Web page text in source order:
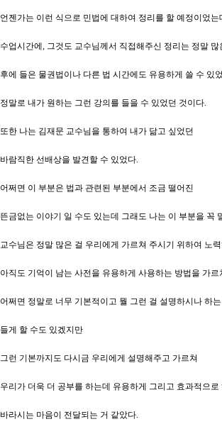
언젠가는 이런 식으로 민법에 대하여 정리를 할 예정이었는
수업시간에, 그것도 교수님께서 직접해주신 정리는 정말
후에 들은 물권법이나 다른 법 시간에도 유용하게 쓸 수 있
정말로 내가 원하는 그런 강의를 들을 수 있었던 것이다.
또한 나는 김재문 교수님을 통하여 내가 닮고 싶었던
바람직한 선배상을 발견할 수 있었다.
어쩌면 이 부분은 법과 관련된 부분에서 조금 떨어진
뜬금없는 이야기 일 수도 있는데 그래도 나는 이 부분을 꼭
교수님은 정말 많은 걸 우리에게 가르쳐 주시기 위하여 노
아직도 기억이 남는 사전을 유용하게 사용하는 방법을 가르
어쩌면 정말로 너무 기본적이고 뭘 그런 걸 설명하시나 하
들게 할 수도 있겠지만
그런 기본까지도 다시금 우리에게 설명해주고 가르쳐
우리가 더욱 더 공부를 하는데 유용하게 그리고 효과적으로
바라시는 마음이 전달되는 거 같았다.